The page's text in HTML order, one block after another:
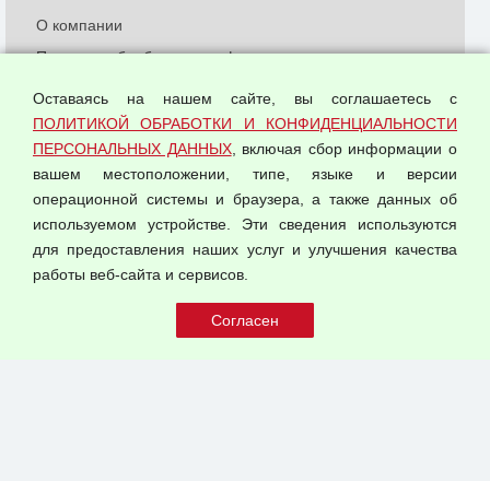
© 2026 ООО "Феникс"
О компании
Политика обработки и конфиденциальности
Согласием на обработку персональных данных
Оферта оптовой купли-продажи
Публичная оферта
Оставаясь на нашем сайте, вы соглашаетесь с
ПОЛИТИКОЙ ОБРАБОТКИ И КОНФИДЕНЦИАЛЬНОСТИ
ПЕРСОНАЛЬНЫХ ДАННЫХ, включая сбор информации о
вашем местоположении, типе, языке и версии
операционной системы и браузера, а также данных об
используемом устройстве. Эти сведения используются
для предоставления наших услуг и улучшения качества
работы веб-сайта и сервисов.